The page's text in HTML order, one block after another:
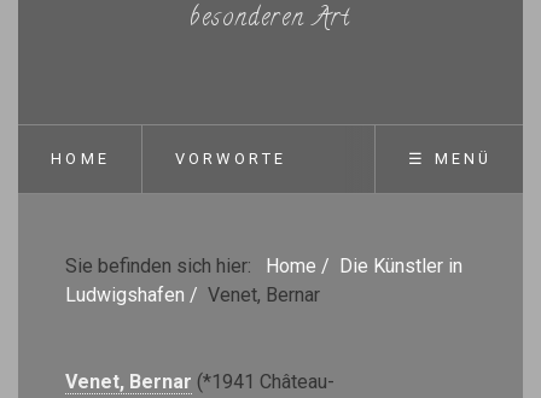
besonderen Art
HOME VORWORTE ☰ MENÜ
Sie befinden sich hier: Home / Die Künstler in
Ludwigshafen / Venet, Bernar
Venet, Bernar (*1941 Château-